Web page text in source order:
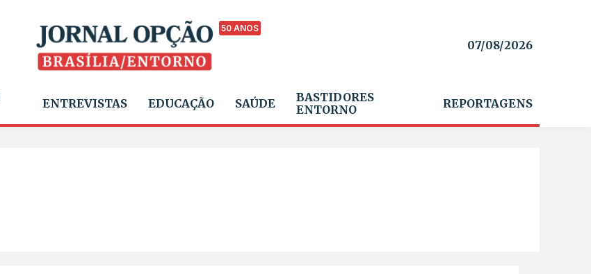
50 ANOS
07/08/2026
ENTREVISTAS EDUCAÇÃO SAÚDE
BASTIDORES
ENTORNO
REPORTAGENS